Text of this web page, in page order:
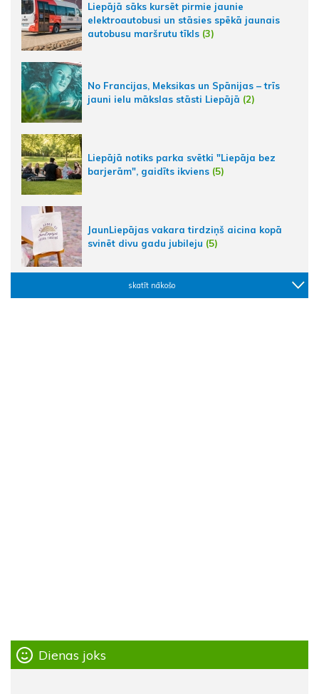
Liepājā sāks kursēt pirmie jaunie
elektroautobusi un stāsies spēkā jaunais
autobusu maršrutu tīkls (3)
No Francijas, Meksikas un Spānijas – trīs
jauni ielu mākslas stāsti Liepājā (2)
Liepājā notiks parka svētki "Liepāja bez
barjerām", gaidīts ikviens (5)
JaunLiepājas vakara tirdziņš aicina kopā
svinēt divu gadu jubileju (5)
skatīt nākošo
Dienas joks